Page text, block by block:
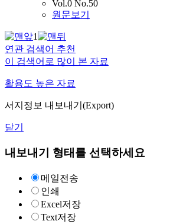
Vol.0 No.50
원문보기
1
연관 검색어 추천
이 검색어로 많이 본 자료
활용도 높은 자료
서지정보 내보내기(Export)
닫기
내보내기 형태를 선택하세요
메일전송
인쇄
Excel저장
Text저장